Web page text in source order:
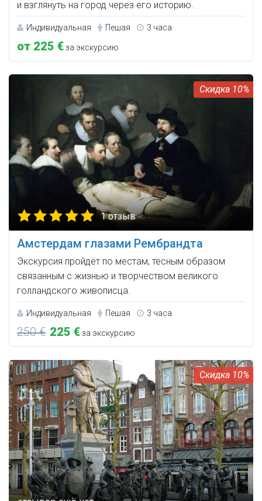
и взглянуть на город через его историю.
Индивидуальная Пешая 3 часа
от 225 €за экскурсию
10%
1 отзыв
Амстердам глазами Рембрандта
Экскурсия пройдёт по местам, тесным образом
связанным с жизнью и творчеством великого
голландского живописца.
Индивидуальная Пешая 3 часа
250 € 225 €за экскурсию
10%